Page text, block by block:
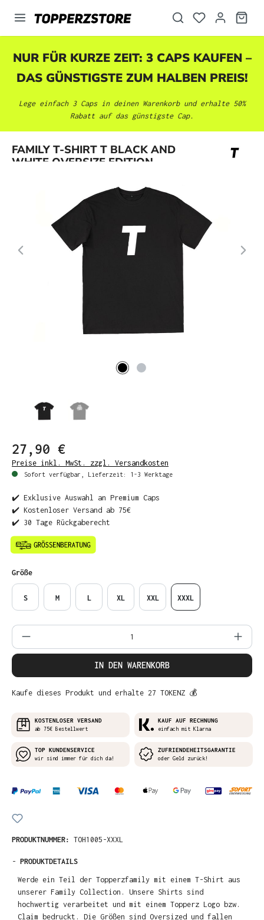
springen
NUR FÜR KURZE ZEIT: 3 CAPS KAUFEN –
DAS GÜNSTIGSTE ZUM HALBEN PREIS!
Lege einfach 3 Caps in deinen Warenkorb und erhalte 50%
Rabatt auf das günstigste Cap.
FAMILY T-SHIRT T BLACK AND
WHITE OVERSIZE EDITION
Bildergalerie überspringen
27,90 €
Preise inkl. MwSt. zzgl. Versandkosten
Sofort verfügbar, Lieferzeit: 1-3 Werktage
✔️ Exklusive Auswahl an Premium Caps
✔️ Kostenloser Versand ab 75€
✔️ 30 Tage Rückgaberecht
Größeauswählen
S M L XL XXL XXXL
Produkt Anzahl: Gib den gewünschten
IN DEN WARENKORB
Kaufe dieses Produkt und erhalte 27 TOKENZ 💰
KOSTENLOSER VERSAND
ab 75€ Bestellwert
KAUF AUF RECHNUNG
einfach mit Klarna
TOP KUNDENSERVICE
wir sind immer für dich da!
ZUFRIENDEHEITSGARANTIE
oder Geld zurück!
PRODUKTNUMMER: TOH1005-XXXL
- PRODUKTDETAILS
Werde ein Teil der Topperzfamily mit einem T-Shirt aus
unserer Family Collection. Unsere Shirts sind
hochwertig verarbeitet und mit einem Topperz Logo bzw.
Claim bedruckt. Die Größen sind Oversized und fallen